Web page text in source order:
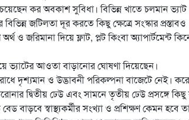
কর অবকাশ সুবিধা। বিভিন্ন খাতে চলমান ভ্যাট
জটিলতা দূর করতে কিছু ক্ষেত্রে সংস্কার প্রস্তাবও
ও জরিমানা দিয়ে ফ্লাট, প্লট কিংবা অ্যাপার্টমেন্ট
ভ্যাটের আওতা বাড়ানোর ঘোষণা দিয়েছেন।
দৃশ্যমান ও উদ্ভাবনী পরিকল্পনা বাজেটে নেই।
দ্বিতীয় ঢেউ এবং সামনে তৃতীয় ঢেউ প্রসঙ্গে কিছু
স্বাস্থ্যকর্মীর সংখ্যা ও প্রশিক্ষণ কেমন হবে